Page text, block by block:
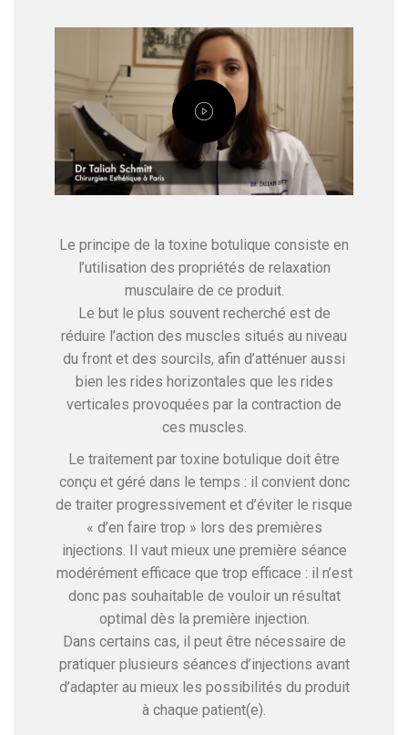
Le principe de la toxine botulique consiste en
l’utilisation des propriétés de relaxation
musculaire de ce produit.
Le but le plus souvent recherché est de
réduire l’action des muscles situés au niveau
du front et des sourcils, afin d’atténuer aussi
bien les rides horizontales que les rides
verticales provoquées par la contraction de
ces muscles.
Le traitement par toxine botulique doit être
conçu et géré dans le temps : il convient donc
de traiter progressivement et d’éviter le risque
« d’en faire trop » lors des premières
injections. Il vaut mieux une première séance
modérément efficace que trop efficace : il n’est
donc pas souhaitable de vouloir un résultat
optimal dès la première injection.
Dans certains cas, il peut être nécessaire de
pratiquer plusieurs séances d’injections avant
d’adapter au mieux les possibilités du produit
à chaque patient(e).